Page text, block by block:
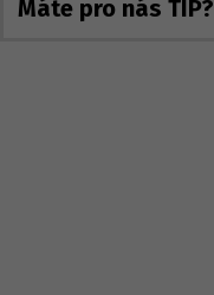
Máte pro nás TIP?